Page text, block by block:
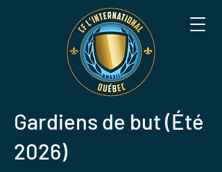
Gardiens de but (Été
2026)